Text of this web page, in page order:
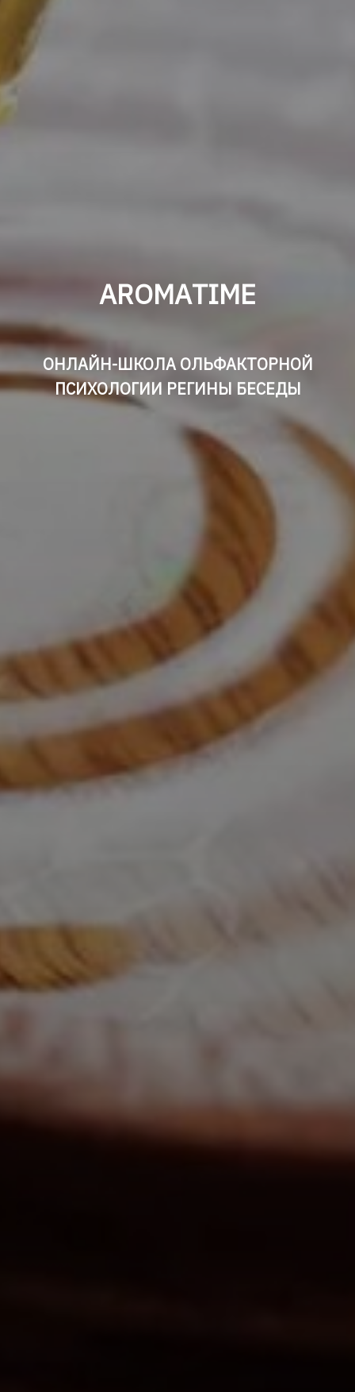
АRОМАTIME
ОНЛАЙН-ШКОЛА ОЛЬФАКТОРНОЙ
ПСИХОЛОГИИ РЕГИНЫ БЕСЕДЫ